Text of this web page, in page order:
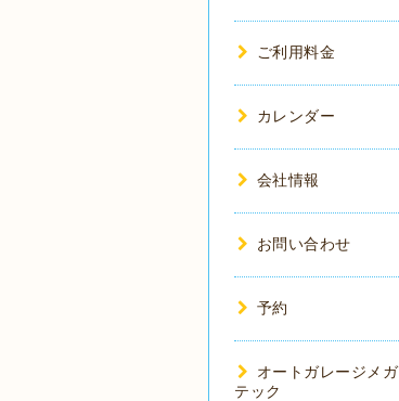
ご利用料金
カレンダー
会社情報
お問い合わせ
予約
オートガレージメガ
テック